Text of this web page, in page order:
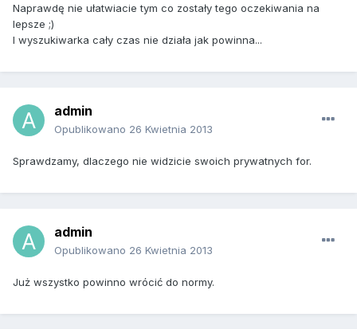
Naprawdę nie ułatwiacie tym co zostały tego oczekiwania na
lepsze ;)
I wyszukiwarka cały czas nie działa jak powinna...
admin
Opublikowano 26 Kwietnia 2013
Sprawdzamy, dlaczego nie widzicie swoich prywatnych for.
admin
Opublikowano 26 Kwietnia 2013
Już wszystko powinno wrócić do normy.